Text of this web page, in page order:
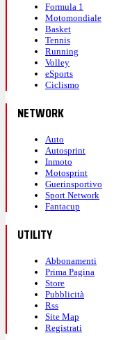
Formula 1
Motomondiale
Basket
Tennis
Running
Volley
eSports
Ciclismo
NETWORK
Auto
Autosprint
Inmoto
Motosprint
Guerinsportivo
Sport Network
Fantacup
UTILITY
Abbonamenti
Prima Pagina
Store
Pubblicità
Rss
Site Map
Registrati